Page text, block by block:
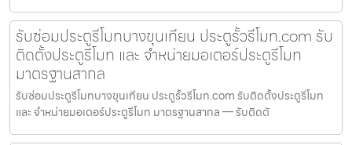
รับซ่อมประตูรีโมทบางขุนเทียน ประตูรั้วรีโมท.com รับ
ติดตั้งประตูรีโมท และ จำหน่ายมอเตอร์ประตูรีโมท
มาตรฐานสากล
รับซ่อมประตูรีโมทบางขุนเทียน ประตูรั้วรีโมท.com รับติดตั้งประตูรีโมท
และ จำหน่ายมอเตอร์ประตูรีโมท มาตรฐานสากล — รับติดตั